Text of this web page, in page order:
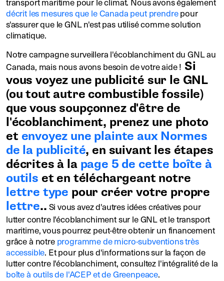
décrit les mesures que le Canada peut prendrepour
s'assurer que le GNL n'est pas utilisé comme solution
climatique.
Notre campagne surveillera l'écoblanchiment du GNL au
Canada, mais nous avons besoin de votre aide ! Si
vous voyez une publicité sur le GNL
(ou tout autre combustible fossile)
que vous soupçonnez d'être de
l'écoblanchiment, prenez une photo
et envoyez une plainte aux Normes
de la publicité, en suivant les étapes
décrites à la page 5 de cette boîte à
outils et en téléchargeant notre
lettre type pour créer votre propre
lettre..Si vous avez d'autres idées créatives pour
lutter contre l'écoblanchiment sur le GNL et le transport
maritime, vous pourrez peut-être obtenir un financement
grâce à notreprogramme de micro-subventions très
accessible. Et pour plus d'informations sur la façon de
lutter contre l'écoblanchiment, consultez l'intégralité de la
boîte à outils de l'ACEP et de Greenpeace.